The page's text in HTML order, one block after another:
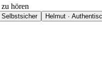
hören
Selbstsicher Helmut ·